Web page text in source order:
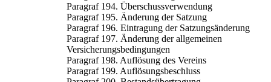
Paragraf 194. Überschussverwendung
Paragraf 195. Änderung der Satzung
Paragraf 196. Eintragung der Satzungsänderung
Paragraf 197. Änderung der allgemeinen
Versicherungsbedingungen
Paragraf 198. Auflösung des Vereins
Paragraf 199. Auflösungsbeschluss